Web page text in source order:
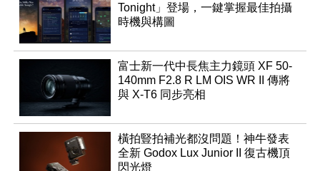
Tonight」登場，一鍵掌握最佳拍攝
時機與構圖
富士新一代中長焦主力鏡頭 XF 50-
140mm F2.8 R LM OIS WR II 傳將
與 X-T6 同步亮相
橫拍豎拍補光都沒問題！神牛發表
全新 Godox Lux Junior II 復古機頂
閃光燈